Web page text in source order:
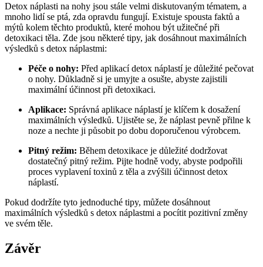
Detox náplasti na nohy jsou stále velmi diskutovaným tématem, a
mnoho⁢ lidí se ptá, zda opravdu fungují. Existuje spousta faktů a
mýtů kolem⁣ těchto produktů, které mohou být užitečné při
detoxikaci těla. Zde jsou některé tipy, jak dosáhnout maximálních
výsledků s detox náplastmi:
Péče o nohy: Před aplikací detox ​náplastí‌ je důležité pečovat
o nohy. ​Důkladně si je umyjte ​a ⁢osušte, abyste zajistili
maximální účinnost při detoxikaci.
Aplikace: Správná aplikace náplastí je klíčem k dosažení ​
maximálních výsledků. Ujistěte se, že náplast pevně přilne ⁣k‍
noze a nechte ji působit po dobu doporučenou výrobcem.
Pitný režim: Během detoxikace je důležité dodržovat
dostatečný pitný⁢ režim. Pijte hodně vody,⁤ abyste podpořili
proces vyplavení toxinů ⁣z ‍těla a zvýšili‌ účinnost detox
náplastí.
Pokud dodržíte tyto jednoduché tipy, můžete ⁣dosáhnout
maximálních výsledků s detox náplastmi a pocítit pozitivní ‍změny
ve svém těle.
Závěr